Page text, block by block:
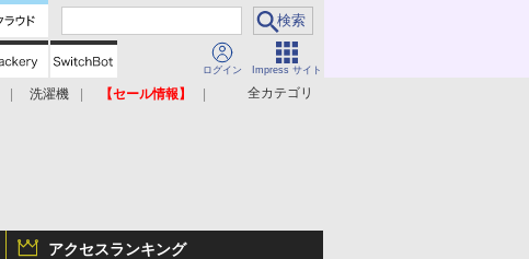
ログイン Impress サイト
全カテゴリ
洗濯機
【セール情報】
アクセスランキング